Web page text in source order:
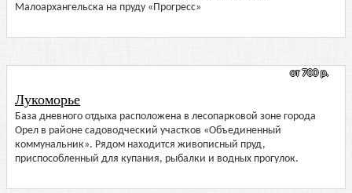
Малоархангельска на пруду «Прогресс»
от 700 р.
Лукоморье
База дневного отдыха расположена в лесопарковой зоне города
Орел в районе садоводческий участков «Объединенный
коммунальник». Рядом находится живописный пруд,
приспособленный для купания, рыбалки и водных прогулок.